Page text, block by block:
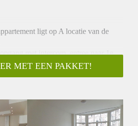
ligt op A locatie van de
met intercom, entree naar 1e
overloop en doorgang naar een
een luxe open keuken met alle
1 toegang biedt tot een eigen
MET EEN PAKKET!